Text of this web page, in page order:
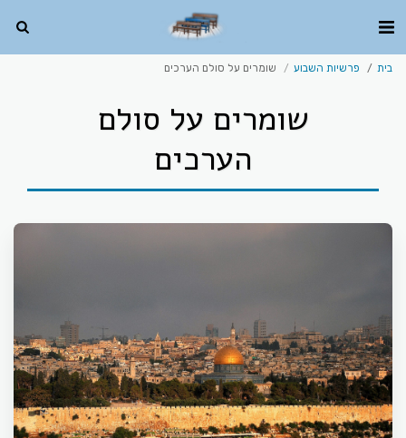
בית פרשיות השבוע שומרים על סולם הערכים
שומרים על סולם
הערכים